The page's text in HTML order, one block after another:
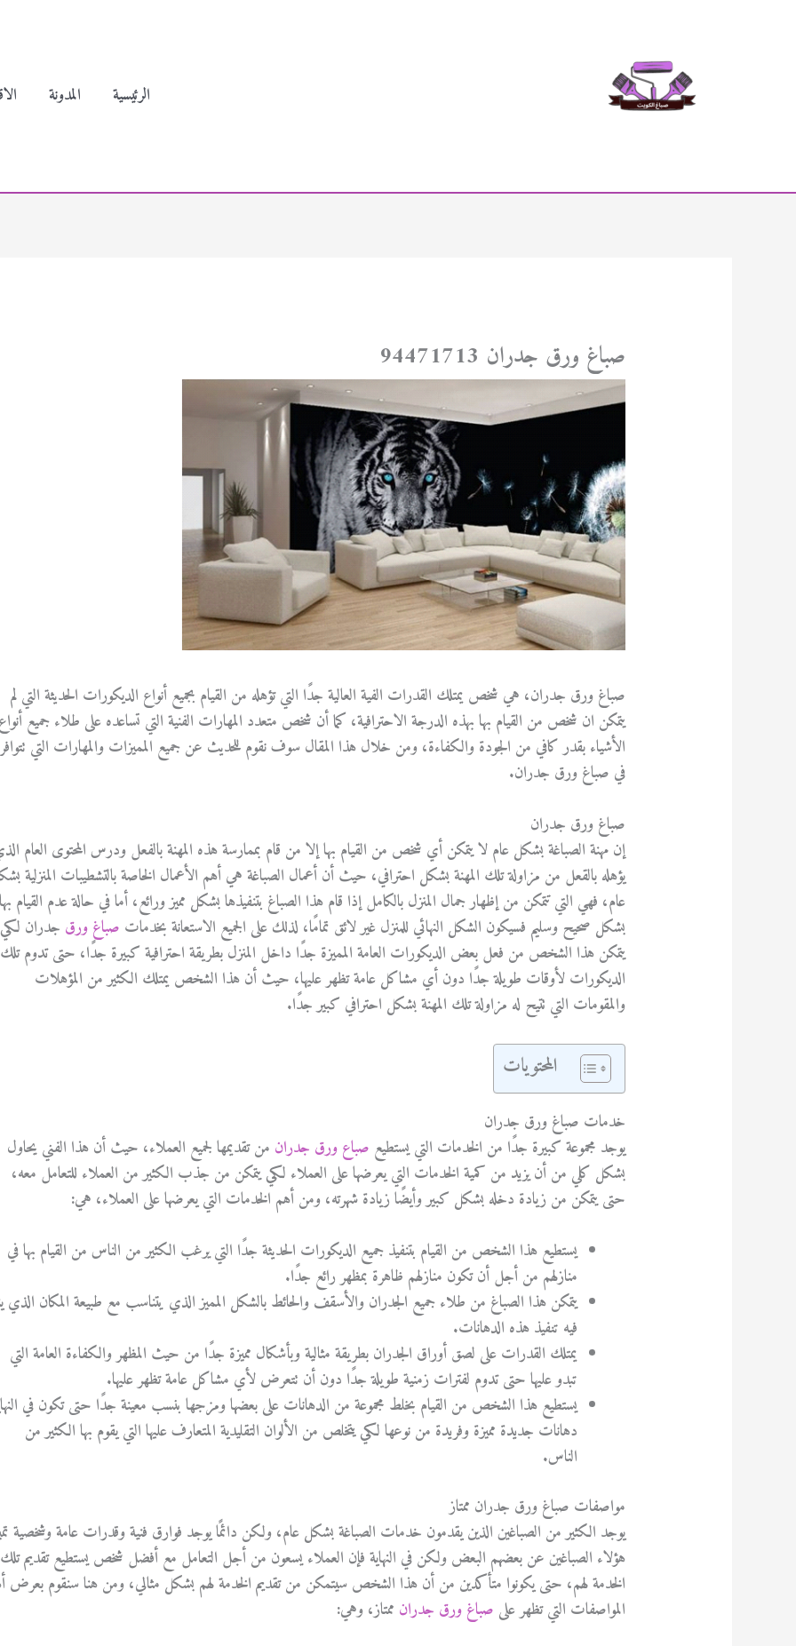
الرئيسية
المدونة
صباغ ورق جدران 94471713
صباغ ورق جدران، هي شخص يمتلك القدرات الفية العالية جدًا التي تؤهله من القيام بجميع أنواع الديكورات الحديثة التي لم
يتمكن ان شخص من القيام بها بهذه الدرجة الاحترافية، كما أن شخص متعدد المهارات الفنية التي تساعده على طلاء جميع
الأشياء بقدر كافي من الجودة والكفاءة، ومن خلال هذا المقال سوف نقوم للحديث عن جميع المميزات والمهارات التي تتوافر
في صباغ ورق جدران.
صباغ ورق جدران
إن مهنة الصباغة بشكل عام لا يتمكن أي شخص من القيام بها إلا من قام بممارسة هذه المهنة بالفعل ودرس المحتوى العام
يؤهله بالقعل من مزاولة تلك المهنة بشكل احترافي، حيث أن أعمال الصباغة هي أهم الأعمال الخاصة بالتشطيبات المنزلية
عام، فهي التي تتمكن من إظهار جمال المنزل بالكامل إذا قام هذا الصباغ بتنفيذها بشكل مميز ورائع، أما في حالة عدم القيام
بشكل صحيح وسليم فسيكون الشكل النهائي للمنزل غير لائق تمامًا، لذلك على الجميع الاستعانة بخدمات صباغ ورق جدران لكي
يتمكن هذا الشخص من فعل بعض الديكورات العامة المميزة جدًا داخل المنزل بطريقة احترافية كبيرة جدًا، حتى تدوم تلك
الديكورات لأوقات طويلة جدًا دون أي مشاكل عامة تظهر عليها، حيث أن هذا الشخص يمتلك الكثير من المؤهلات
والمقومات التي تتيح له مزاولة تلك المهنة بشكل احترافي كبير جدًا.
المحتويات
خدمات صباغ ورق جدران
يوجد مجموعة كبيرة جدًا من الخدمات التي يستطيع صباع ورق جدران من تقديمها لجميع العملاء، حيث أن هذا الفني يحاول
بشكل كلي من أن يزيد من كمية الخدمات التي يعرضها على العملاء لكي يتمكن من جذب الكثير من العملاء للتعامل معه،
حتى يتمكن من زيادة دخله بشكل كبير وأيضًا زيادة شهرته، ومن أهم الخدمات التي يعرضها على العملاء، هي:
يستطيع هذا الشخص من القيام بتنفيذ جميع الديكورات الحديثة جدًا التي يرغب الكثير من الناس من القيام بها في
منازلهم من أجل أن تكون منازلهم ظاهرة بمظهر رائع جدًا.
يتمكن هذا الصباغ من طلاء جميع الجدران والأسقف والحائط بالشكل المميز الذي يتناسب مع طبيعة المكان الذي
فيه تنفيذ هذه الدهانات.
يمتلك القدرات على لصق أوراق الجدران بطريقة مثالية وبأشكال مميزة جدًا من حيث المظهر والكفاءة العامة التي
تبدو عليها حتى تدوم لفترات زمنية طويلة جدًا دون أن تتعرض لأي مشاكل عامة تظهر عليها.
يستطيع هذا الشخص من القيام بخلط مجموعة من الدهانات على بعضها ومزجها بنسب معينة جدًا حتى تكون في
دهانات جديدة مميزة وفريدة من نوعها لكي يتخلص من الألوان التقليدية المتعارف عليها التي يقوم بها الكثير من
الناس.
مواصفات صباغ ورق جدران ممتاز
يوجد الكثير من الصباغين الذين يقدمون خدمات الصباغة بشكل عام، ولكن دائمًا يوجد فوارق فنية وقدرات عامة وشخصية
هؤلاء الصباغين عن بعضهم البعض ولكن في النهاية فإن العملاء يسعون من أجل التعامل مع أفضل شخص يستطيع تقديم تلك
الخدمة لهم، حتى يكونوا متأكدين من أن هذا الشخص سيتمكن من تقديم الخدمة لهم بشكل مثالي، ومن هنا سنقوم بعرض
المواصفات التي تظهر على صباغ ورق جدران ممتاز، وهي: